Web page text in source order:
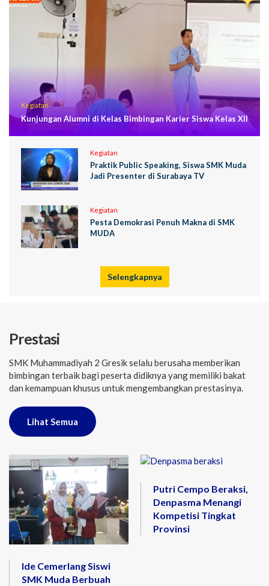
Kegiatan
Kunjungan Alumni di Kelas Bimbingan Karier Siswa Kelas XII
Kegiatan
Praktik Public Speaking, Siswa SMK Muda
Jadi Presenter di Surabaya TV
Kegiatan
Pesta Demokrasi Penuh Makna di SMK
MUDA
Selengkapnya
Prestasi
SMK Muhammadiyah 2 Gresik selalu berusaha memberikan
bimbingan terbaik bagi peserta didiknya yang memiliki bakat
dan kemampuan khusus untuk mengembangkan prestasinya.
Lihat Semua
Ide Cemerlang Siswi
SMK Muda Berbuah
Putri Cempo Beraksi,
Denpasma Menangi
Kompetisi Tingkat
Provinsi